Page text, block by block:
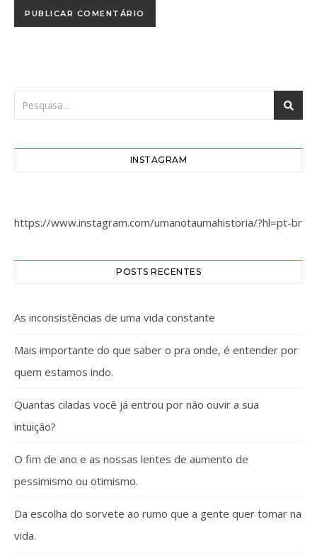
INSTAGRAM
https://www.instagram.com/umanotaumahistoria/?hl=pt-br
POSTS RECENTES
As inconsistências de uma vida constante
Mais importante do que saber o pra onde, é entender por
quem estamos indo.
Quantas ciladas você já entrou por não ouvir a sua
intuição?
O fim de ano e as nossas lentes de aumento de
pessimismo ou otimismo.
Da escolha do sorvete ao rumo que a gente quer tomar na
vida.